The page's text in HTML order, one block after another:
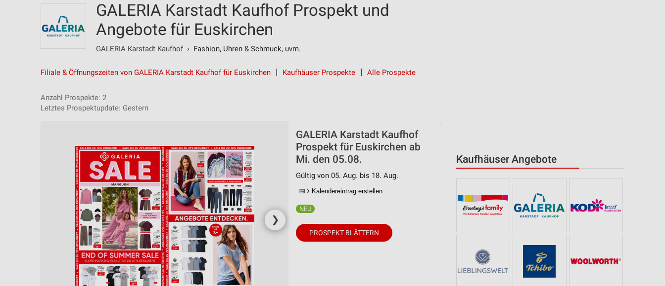
Kaufhäuser Angebote
GALERIA Karstadt Kaufhof Prospekt und
Angebote für Euskirchen
GALERIA Karstadt Kaufhof› Fashion, Uhren & Schmuck, uvm.
Filiale & Öffnungszeiten von GALERIA Karstadt Kaufhof für Euskirchen Kaufhäuser Prospekte Alle Prospekte
Anzahl Prospekte: 2
Letztes Prospektupdate: Gestern
❯
GALERIA Karstadt Kaufhof
Prospekt für Euskirchen ab
Mi. den 05.08.
Gültig von 05. Aug. bis 18. Aug.
📅 Kalendereintrag erstellen
PROSPEKT BLÄTTERN